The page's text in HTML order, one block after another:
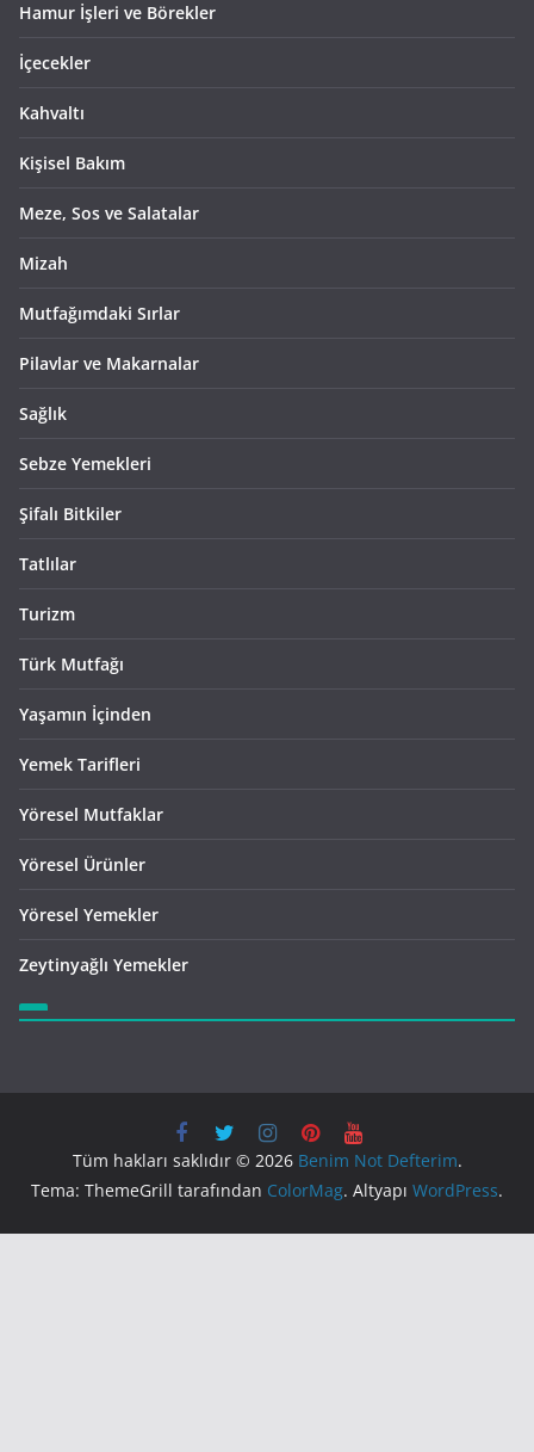
Hamur İşleri ve Börekler
İçecekler
Kahvaltı
Kişisel Bakım
Meze, Sos ve Salatalar
Mizah
Mutfağımdaki Sırlar
Pilavlar ve Makarnalar
Sağlık
Sebze Yemekleri
Şifalı Bitkiler
Tatlılar
Turizm
Türk Mutfağı
Yaşamın İçinden
Yemek Tarifleri
Yöresel Mutfaklar
Yöresel Ürünler
Yöresel Yemekler
Zeytinyağlı Yemekler
Tüm hakları saklıdır © 2026 Benim Not Defterim.
Tema: ThemeGrill tarafından ColorMag. Altyapı WordPress.